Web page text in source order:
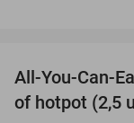
TODAY
All-You-Can-
of hotpot (2,5